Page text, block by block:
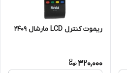
ریموت کنترل LCD مارشال 2409
320,000